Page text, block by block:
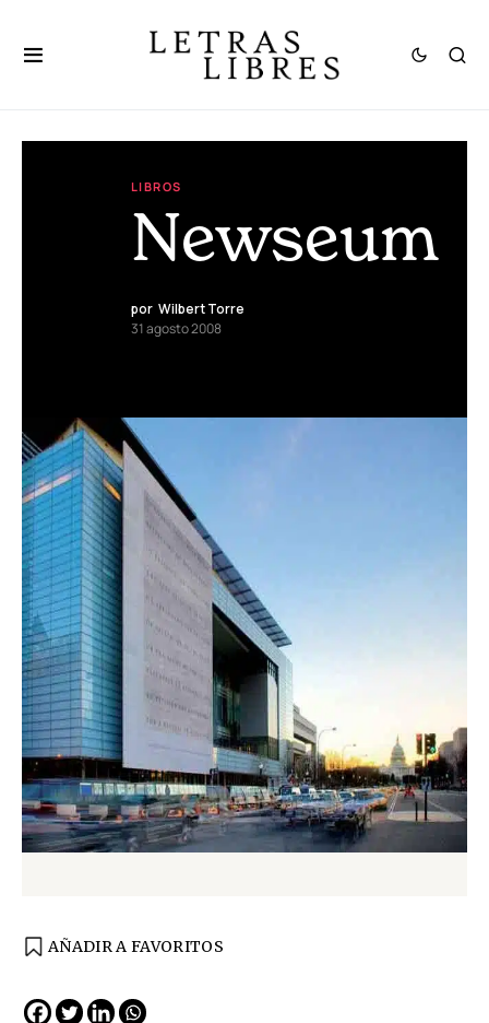
LIBROS
Newseum
por Wilbert Torre
31 agosto 2008
AÑADIR A FAVORITOS